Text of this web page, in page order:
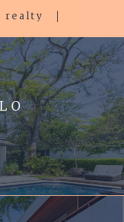
realty